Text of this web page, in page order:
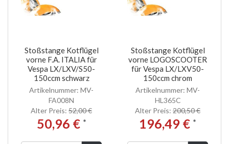
Stoßstange Kotflügel
vorne F.A. ITALIA für
Vespa LX/LXV/S50-
150ccm schwarz
Artikelnummer: MV-
FA008N
Alter Preis: 52,00 €
50,96 € *
Stoßstange Kotflügel
vorne LOGOSCOOTER
für Vespa LX/LXV50-
150ccm chrom
Artikelnummer: MV-
HL365C
Alter Preis: 200,50 €
196,49 € *